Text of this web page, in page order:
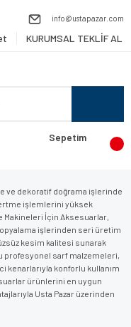
info@ustapazar.com
KURUMSAL TEKLİF AL
Sepetim
ve dekoratif doğrama işlerinde
işlemlerini yüksek
İçin Aksesuarlar,
işlerinden seri üretim
kesim kalitesi sunarak
profesyonel sarf malzemeleri,
kenarlarıyla konforlu kullanım
ürünlerini en uygun
Usta Pazar üzerinden